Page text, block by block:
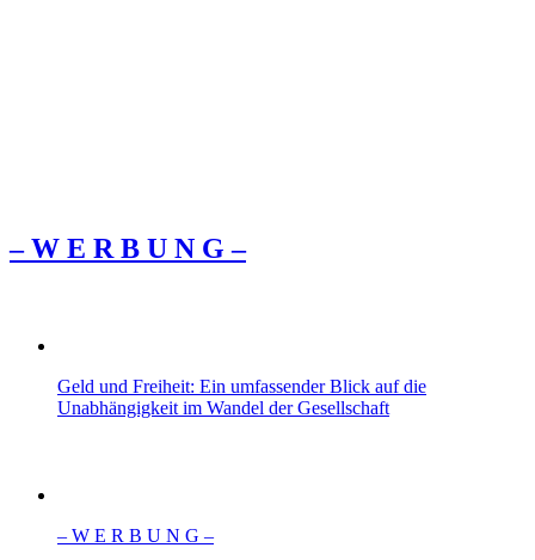
– W Ε R Β U Ν G –
Geld und Freiheit: Ein umfassender Blick auf die
Unabhängigkeit im Wandel der Gesellschaft
– W Ε R Β U Ν G –